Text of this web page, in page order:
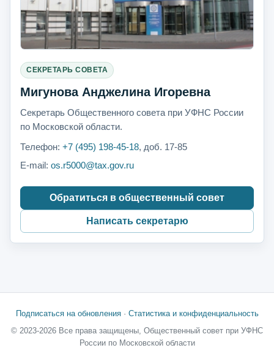
СЕКРЕТАРЬ СОВЕТА
Мигунова Анджелина Игоревна
Секретарь Общественного совета при УФНС России
по Московской области.
Телефон: +7 (495) 198-45-18, доб. 17-85
E-mail: os.r5000@tax.gov.ru
Обратиться в общественный совет
Написать секретарю
Подписаться на обновления· Статистика и конфиденциальность
© 2023-2026 Все права защищены, Общественный совет при УФНС
России по Московской области